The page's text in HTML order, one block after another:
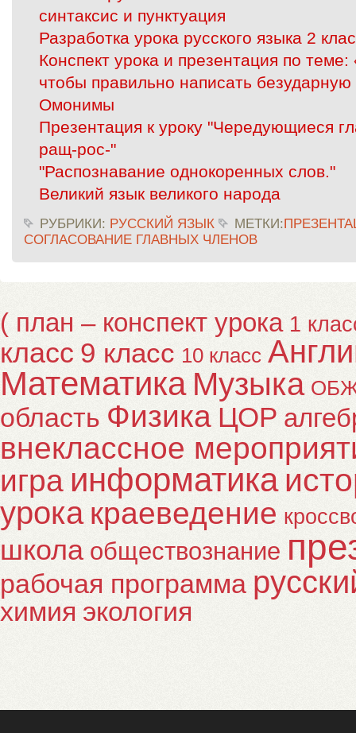
синтаксис и пунктуация
Разработка урока русского языка 2
Конспект урока и презентация по
чтобы правильно написать
Омонимы
Презентация к уроку "Чередующиеся
ращ-рос-"
"Распознавание однокоренных слов."
Великий язык великого народа
РУБРИКИ: РУССКИЙ ЯЗЫК МЕТКИ:
СОГЛАСОВАНИЕ ГЛАВНЫХ ЧЛЕНОВ
( план – конспект урока 1
класс 9 класс 10 класс
Математика Музыка
область Физика ЦОР
внеклассное
игра информатика
урока краеведение
школа обществознание
рабочая программа
химия экология